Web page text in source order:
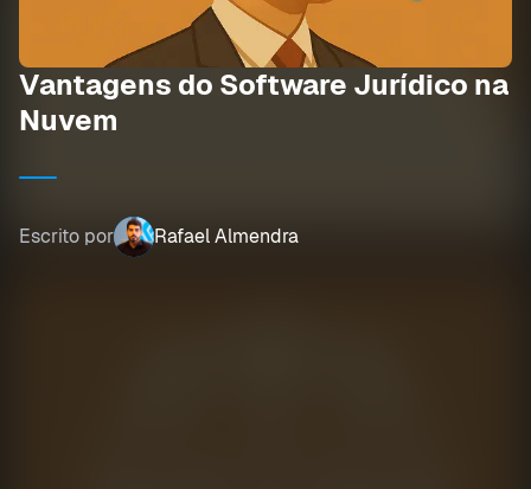
Vantagens do Software Jurídico na
Nuvem
Escrito por Rafael Almendra